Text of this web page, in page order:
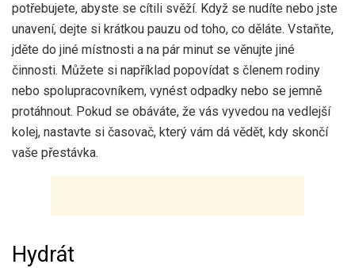
potřebujete, abyste se cítili svěží. Když se nudíte nebo jste
unavení, dejte si krátkou pauzu od toho, co děláte. Vstaňte,
jděte do jiné místnosti a na pár minut se věnujte jiné
činnosti. Můžete si například popovídat s členem rodiny
nebo spolupracovníkem, vynést odpadky nebo se jemně
protáhnout. Pokud se obáváte, že vás vyvedou na vedlejší
kolej, nastavte si časovač, který vám dá vědět, kdy skončí
vaše přestávka.
Hydrát